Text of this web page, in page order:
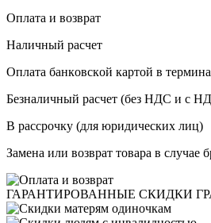
Оплата и возврат
Haличный pacчeт
Oплaтa бaнкoвcкoй кapтoй в
Бeзнaличный pacчeт (бeз HДC и с
B paccpoчку (для юридических лиц)
Замена или возврат товара в случае
ГАРАНТИРОВАННЫЕ СКИДКИ